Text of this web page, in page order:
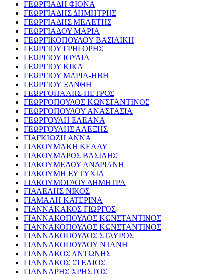
ΓΕΩΡΓΙΑΔΗ ΦΙΟΝΑ
ΓΕΩΡΓΙΑΔΗΣ ΔΗΜΗΤΡΗΣ
ΓΕΩΡΓΙΑΔΗΣ ΜΕΛΕΤΗΣ
ΓΕΩΡΓΙΑΔΟΥ ΜΑΡΙΑ
ΓΕΩΡΓΙΚΟΠΟΥΛΟΥ ΒΑΣΙΛΙΚΗ
ΓΕΩΡΓΙΟΥ ΓΡΗΓΟΡΗΣ
ΓΕΩΡΓΙΟΥ ΙΟΥΛΙΑ
ΓΕΩΡΓΙΟΥ ΚΙΚΑ
ΓΕΩΡΓΙΟΥ ΜΑΡΙΑ-ΗΒΗ
ΓΕΩΡΓΙΟΥ ΞΑΝΘΗ
ΓΕΩΡΓΟΠΑΛΗΣ ΠΕΤΡΟΣ
ΓΕΩΡΓΟΠΟΥΛΟΣ ΚΩΝΣΤΑΝΤΙΝΟΣ
ΓΕΩΡΓΟΠΟΥΛΟΥ ΑΝΑΣΤΑΣΙΑ
ΓΕΩΡΓΟΥΛΗ ΕΛΕΑΝΑ
ΓΕΩΡΓΟΥΛΗΣ ΑΛΕΞΗΣ
ΓΙΑΓΚΙΩΖΗ ΑΝΝΑ
ΓΙΑΚΟΥΜΑΚΗ ΚΕΛΛΥ
ΓΙΑΚΟΥΜΑΡΟΣ ΒΑΣΙΛΗΣ
ΓΙΑΚΟΥΜΕΛΟΥ ΑΝΔΡΙΑΝΗ
ΓΙΑΚΟΥΜΗ ΕΥΤΥΧΙΑ
ΓΙΑΚΟΥΜΟΓΛΟΥ ΔΗΜΗΤΡΑ
ΓΙΑΛΕΛΗΣ ΝΙΚΟΣ
ΓΙΑΜΑΛΗ ΚΑΤΕΡΙΝΑ
ΓΙΑΝΝΑΚΑΚΟΣ ΓΙΩΡΓΟΣ
ΓΙΑΝΝΑΚΟΠΟΥΛΟΣ ΚΩΝΣΤΑΝΤΙΝΟΣ
ΓΙΑΝΝΑΚΟΠΟΥΛΟΣ ΚΩΝΣΤΑΝΤΙΝΟΣ
ΓΙΑΝΝΑΚΟΠΟΥΛΟΣ ΣΤΑΥΡΟΣ
ΓΙΑΝΝΑΚΟΠΟΥΛΟΥ ΝΤΑΝΗ
ΓΙΑΝΝΑΚΟΣ ΑΝΤΩΝΗΣ
ΓΙΑΝΝΑΚΟΣ ΣΤΕΛΙΟΣ
ΓΙΑΝΝΑΡΗΣ ΧΡΗΣΤΟΣ